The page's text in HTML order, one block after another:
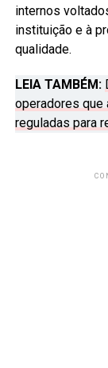
internos
instituição e à
qualidade.
LEIA TAMBÉM:
operadores que
reguladas para